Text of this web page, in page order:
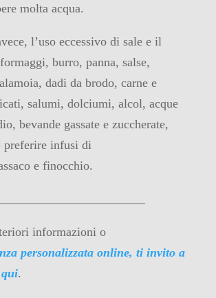
molta acqua.
l’uso eccessivo di sale e il
burro, panna, salse,
dadi da brodo, carne e
salumi, dolciumi, alcol, acque
bevande gassate e zuccherate,
preferire infusi di
e finocchio.
informazioni o
personalizzata online, ti invito a
.